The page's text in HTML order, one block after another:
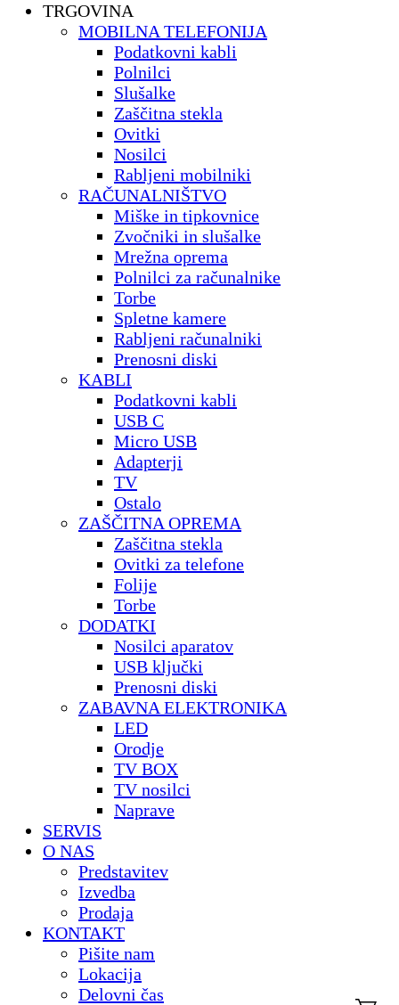
TRGOVINA
MOBILNA TELEFONIJA
Podatkovni kabli
Polnilci
Slušalke
Zaščitna stekla
Ovitki
Nosilci
Rabljeni mobilniki
RAČUNALNIŠTVO
Miške in tipkovnice
Zvočniki in slušalke
Mrežna oprema
Polnilci za računalnike
Torbe
Spletne kamere
Rabljeni računalniki
Prenosni diski
KABLI
Podatkovni kabli
USB C
Micro USB
Adapterji
TV
Ostalo
ZAŠČITNA OPREMA
Zaščitna stekla
Ovitki za telefone
Folije
Torbe
DODATKI
Nosilci aparatov
USB ključki
Prenosni diski
ZABAVNA ELEKTRONIKA
LED
Orodje
TV BOX
TV nosilci
Naprave
SERVIS
O NAS
Predstavitev
Izvedba
Prodaja
KONTAKT
Pišite nam
Lokacija
Delovni čas